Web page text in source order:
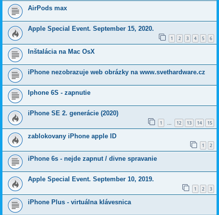
AirPods max
Apple Special Event. September 15, 2020.
1 2 3 4 5 6
Inštalácia na Mac OsX
iPhone nezobrazuje web obrázky na www.svethardware.cz
Iphone 6S - zapnutie
iPhone SE 2. generácie (2020)
1 … 12 13 14 15
zablokovany iPhone apple ID
1 2
iPhone 6s - nejde zapnut / divne spravanie
Apple Special Event. September 10, 2019.
1 2 3
iPhone Plus - virtuálna klávesnica